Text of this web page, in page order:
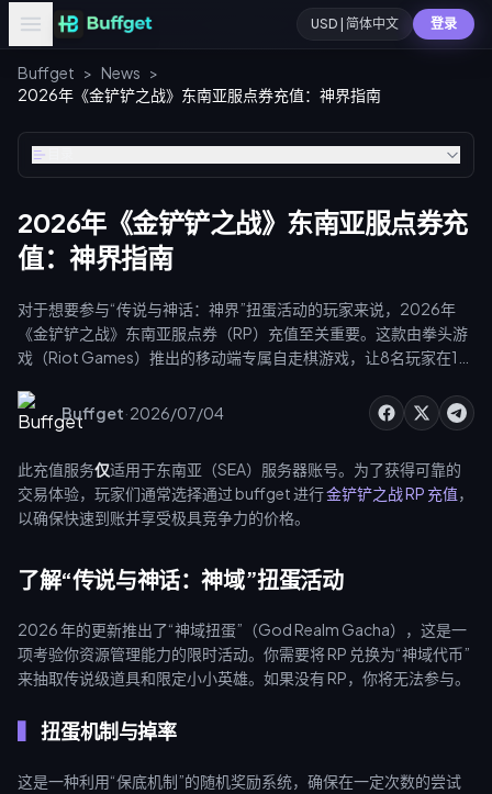
USD | 简体中文 登录
Buffget > News >
2026年《金铲铲之战》东南亚服点券充值：神界指南
2026年《金铲铲之战》东南亚服点券充
值：神界指南
对于想要参与“传说与神话：神界”扭蛋活动的玩家来说，2026年
《金铲铲之战》东南亚服点券（RP）充值至关重要。这款由拳头游
戏（Riot Games）推出的移动端专属自走棋游戏，让8名玩家在1对
小英雄、棋盘皮肤和攻击特效的付费货币。随着2026年更新临近，
合理管理点券至关重要。“神界”扭蛋活动需要消耗大量资源，而了
Buffget·2026/07/04
此充值服务仅适用于东南亚（SEA）服务器账号。为了获得可靠的
交易体验，玩家们通常选择通过 buffget 进行金铲铲之战 RP 充值，
以确保快速到账并享受极具竞争力的价格。
了解“传说与神话：神域”扭蛋活动
2026 年的更新推出了“神域扭蛋”（God Realm Gacha），这是一
项考验你资源管理能力的限时活动。你需要将 RP 兑换为“神域代币”
来抽取传说级道具和限定小小英雄。如果没有 RP，你将无法参与。
扭蛋机制与掉率
这是一种利用“保底机制”的随机奖励系统，确保在一定次数的尝试